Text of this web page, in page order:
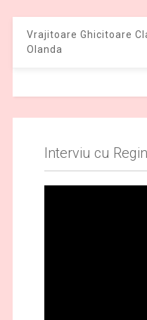
Vrajitoare Ghicitoare
Olanda
Interviu cu